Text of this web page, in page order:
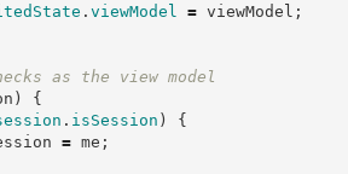
. viewModel = viewModel ;
as the view model
)
{
. isSession )
{
= me ;